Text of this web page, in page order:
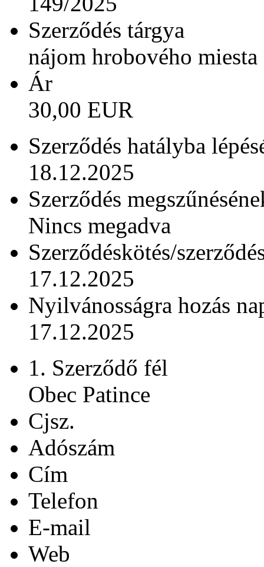
Szerződés tárgya
nájom hrobového miesta
Ár
30,00 EUR
Szerződés hatályba
18.12.2025
Szerződés
Nincs megadva
Szerződéskötés/
17.12.2025
Nyilvánosságra hozás
17.12.2025
1. Szerződő fél
Obec Patince
Cjsz.
Adószám
Cím
Telefon
E-mail
Web